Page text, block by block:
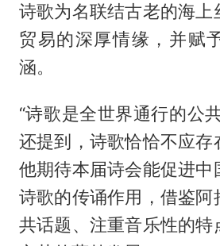
诗歌为名联结古老的海上
贸易的深厚情缘，并赋
涵。
“诗歌是全世界通行的公
还提到，诗歌恰恰不应存
他期待本届诗会能促进中
诗歌的传诵作用，借鉴阿
共话题、注重音乐性的特